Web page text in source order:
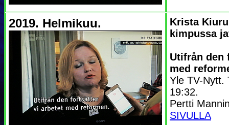
2019. Helmikuu.
Krista
kimpussa
Utifrån den
med
Yle TV-Nytt.
19:32.
Pertti
SIVULLA